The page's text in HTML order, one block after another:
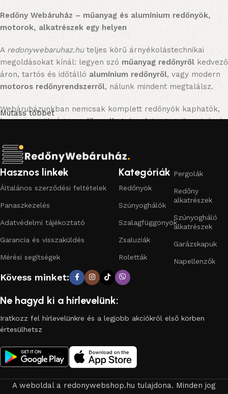
Redőny Webáruház – műanyag és alumínium redőnyök,
motorok, alkatrészek egy helyen
A redonywebaruhaz.huteljes körű árnyékolástechnikai
megoldásokat kínál: legyen szóműanyag redőnyről kedvező
áron, tartós és időtállóalumínium redőnyről, vagy modern
motoros redőnyrendszerről, nálunk mindent megtalálsz.
Webáruházunkban nemcsak komplett redőnyök kaphatók,
hanem a szükségesredőny alkatrészekis: gurtnik, zsinórok,
Emellett praktikus
kivitelben) és kiegészítőket is kínálunk, hogy otthonod
kényelmes és biztonságos legyen.
Miért érdemes a Redőny Webáruházat választani?
műanyag redőnytől az alumínium
redőnyön át a motoros megoldásokig.
bevált gyártók, hosszú élettartam.
Gyors, egyszerű rendelés:online kosárból egyenesen az
Komplett árnyékolástechnika egy helyen:
alkatrészek, szúnyoghálók.
biztosítja, hanem növeli az otthon biztonságát és értékét is.
Aredonywebaruhaz.husegít megtalálni az ideális megoldást
minden otthonba – legyen szó új építésről, felújításról vagy
alkatrészcseréről.
Mutass többet
Hasznos linkek
Általános szerződési feltételek
Panaszkezelés
Adatvédelmi tájékoztató
Garancia és visszaküldés
Mérési segítségek
Kategóriák
Redőnyök
Szúnyoghálók
Szalagfüggönyök
Zsaluziák
Roletták
Pergolák
Redőny
alkatrészek
Szúnyogháló
alkatrészek
Garázskapuk
Napellenzők
Kövess minket:
Ne hagyd ki a hírlevelünk:
Iratkozz fel hírlevelünkre és a legjobb akciókról első körben
értesülhetsz
A weboldal a redonywebshop.hu tulajdona. Minden jog